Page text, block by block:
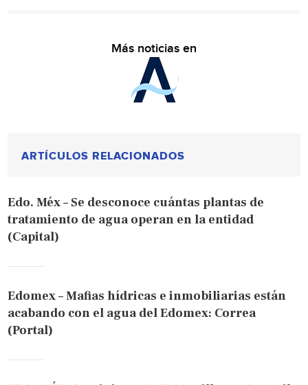
Más noticias en
ARTÍCULOS RELACIONADOS
Edo. Méx – Se desconoce cuántas plantas de
tratamiento de agua operan en la entidad
(Capital)
Edomex – Mafias hídricas e inmobiliarias están
acabando con el agua del Edomex: Correa
(Portal)